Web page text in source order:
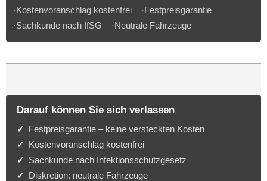
·Kostenvoranschlag kostenfrei ·Festpreisgarantie
·Sachkunde nach IfSG ·Neutrale Fahrzeuge
Darauf können Sie sich verlassen
Festpreisgarantie – keine versteckten Kosten
Kostenvoranschlag kostenfrei
Sachkunde nach Infektionsschutzgesetz
Diskretion: neutrale Fahrzeuge